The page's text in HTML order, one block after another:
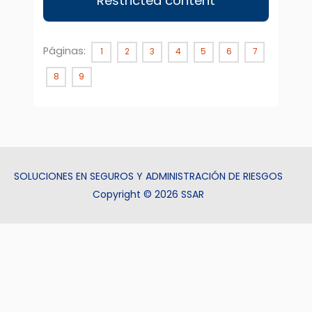
Páginas: 1 2 3 4 5 6 7
8 9
SOLUCIONES EN SEGUROS Y ADMINISTRACIÓN DE RIESGOS
Copyright © 2026 SSAR